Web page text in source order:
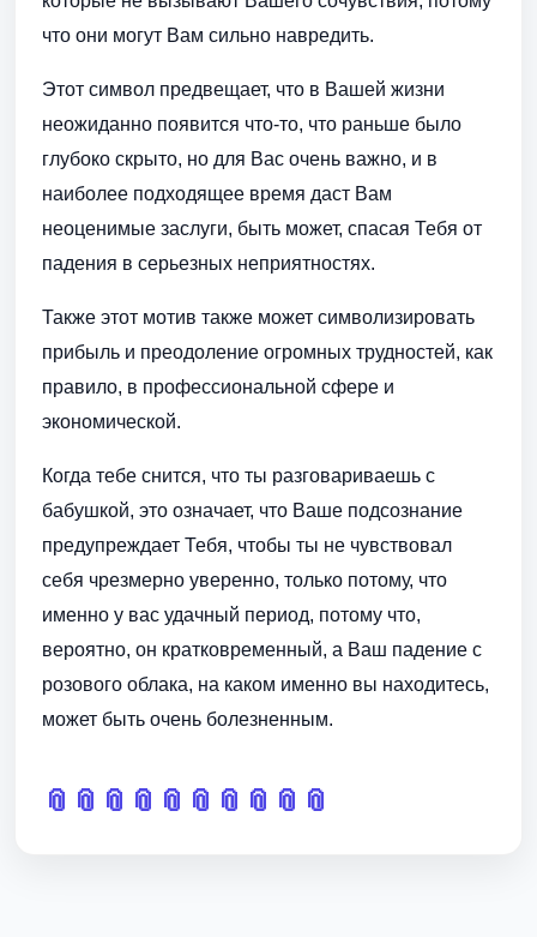
что они могут Вам сильно навредить.
Этот символ предвещает, что в Вашей жизни
неожиданно появится что-то, что раньше было
глубоко скрыто, но для Вас очень важно, и в
наиболее подходящее время даст Вам
неоценимые заслуги, быть может, спасая Тебя от
падения в серьезных неприятностях.
Также этот мотив также может символизировать
прибыль и преодоление огромных трудностей, как
правило, в профессиональной сфере и
экономической.
Когда тебе снится, что ты разговариваешь с
бабушкой, это означает, что Ваше подсознание
предупреждает Тебя, чтобы ты не чувствовал
себя чрезмерно уверенно, только потому, что
именно у вас удачный период, потому что,
вероятно, он кратковременный, а Ваш падение с
розового облака, на каком именно вы находитесь,
может быть очень болезненным.
📎 📎 📎 📎 📎 📎 📎 📎 📎 📎